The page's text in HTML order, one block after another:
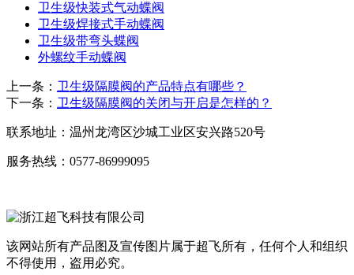
卫生级快装式气动蝶阀
卫生级焊接式手动蝶阀
卫生级带弯头蝶阀
外螺纹手动蝶阀
上一条： 卫生级隔膜阀的产品特点有哪些？
下一条： 卫生级隔膜阀的关闭与开启是怎样的？
联系地址： 温州龙湾区沙城工业区安兴路520号
服务热线： 0577-86999095
该网站所有产品图及宣传图片属于超飞所有，任何个人和组织
不得使用，盗用必究。